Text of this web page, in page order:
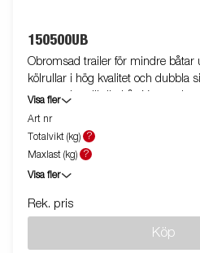
150500UB
Obromsad trailer för mindre båtar
kölrullar i hög kvalitet och dubbla
anpassning till din båt.
hållbarhet. Elen är helt skyddad i
hjullager förlänger livstiden.
lampor som inte behöver tas bort
Visa fler
Art nr
Totalvikt (kg)
?
Maxlast (kg)
?
Visa fler
Rek. pris
Köp